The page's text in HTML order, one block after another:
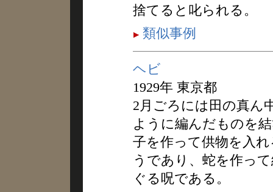
捨てると叱られる。
類似事例
ヘビ
1929年 東京都
2月ごろには田の真ん
ように編んだものを
子を作って供物を入
うであり、蛇を作っ
ぐる呪である。